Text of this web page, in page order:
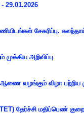
29.01.2026
சேகரிப்பு.
அறிவிப்பு
வழங்கும் விழா பற்றிய
தேர்ச்சி மதிப்பெண்